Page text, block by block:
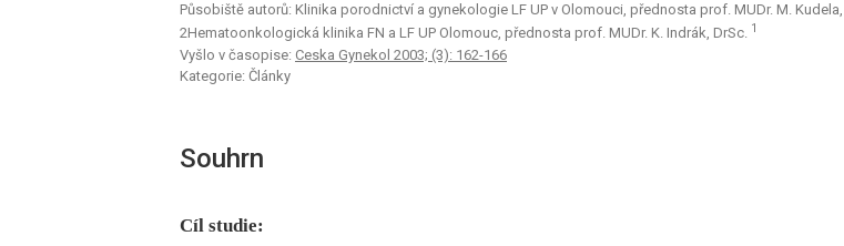
Působiště autorů: Klinika porodnictví a gynekologie LF UP v Olomouci, přednosta prof. MUDr. M. Kudela,
2Hematoonkologická klinika FN a LF UP Olomouc, přednosta prof. MUDr. K. Indrák, DrSc. 1
Vyšlo v časopise: Ceska Gynekol 2003; (3): 162-166
Kategorie: Články
Souhrn
Cíl studie: